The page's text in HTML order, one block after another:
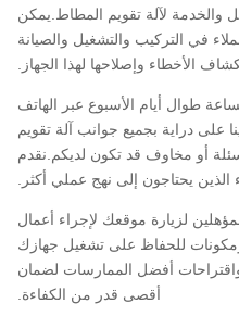
والخدمة لآلة تقويم المطاط.يمكن
في التركيب والتشغيل والصيانة
الأخطاء وإصلاحها لهذا الجهاز.
طوال أيام الأسبوع عبر الهاتف
على دراية بجميع جوانب آلة تقويم
أو مخاوف قد تكون لديكم.نقدم
الذين يحتاجون إلى نهج عملي أكثر.
لزيارة موقعك لإجراء أعمال
ومكونات للحفاظ على تشغيل جهازك
واقتراحات أفضل الممارسات لضمان
أقصى قدر من الكفاءة.